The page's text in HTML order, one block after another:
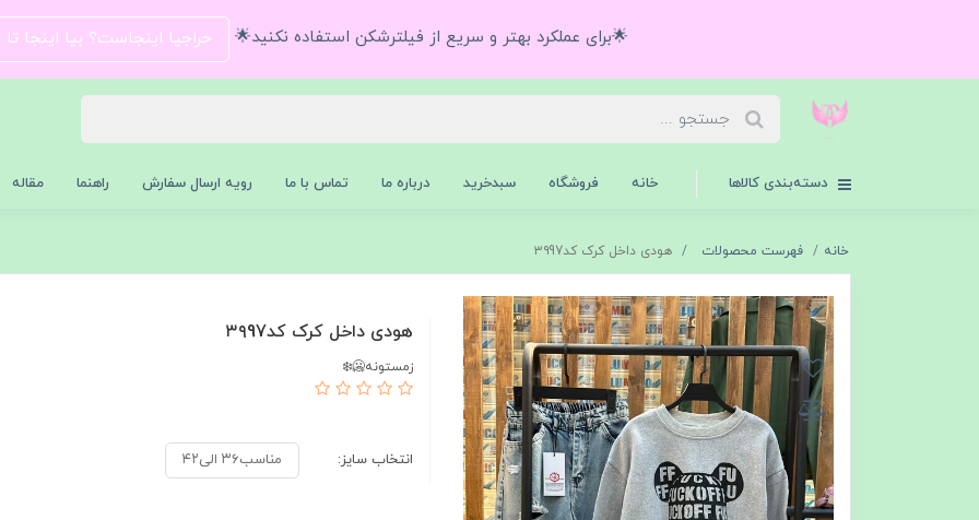
🌟برای عملکرد بهتر و سریع از فیلترشکن استفاده نکنید🌟 حراجیا اینجاست؟ بیا اینجا
دسته‌بندی کالاها خانه فروشگاه سبدخرید درباره ما تماس با ما رویه ارسال سفارش راهنما مقاله
خانه فهرست محصولات هودی داخل کرک کد۳۹97
هودی داخل کرک کد۳۹97
زمستونه🥶❄️
انتخاب سایز: مناسب۳۶ الی۴۲